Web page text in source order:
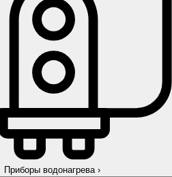
Приборы водонагрева ›